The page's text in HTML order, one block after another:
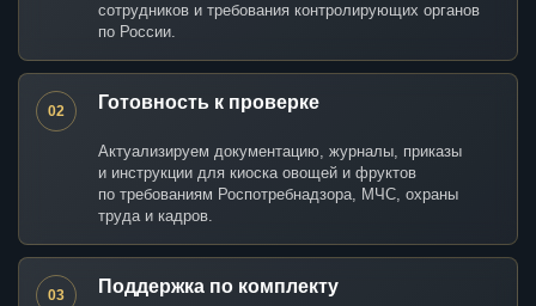
сотрудников и требования контролирующих органов
по России.
02 Готовность к проверке
Актуализируем документацию, журналы, приказы
и инструкции для киоска овощей и фруктов
по требованиям Роспотребнадзора, МЧС, охраны
труда и кадров.
03 Поддержка по комплекту